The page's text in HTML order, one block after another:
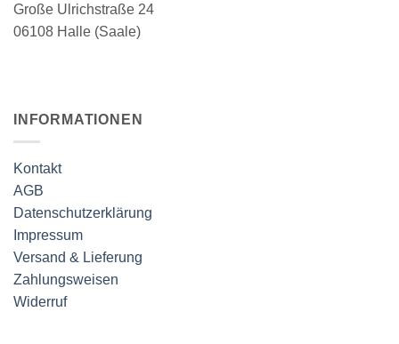
Große Ulrichstraße 24
06108 Halle (Saale)
INFORMATIONEN
Kontakt
AGB
Datenschutzerklärung
Impressum
Versand & Lieferung
Zahlungsweisen
Widerruf